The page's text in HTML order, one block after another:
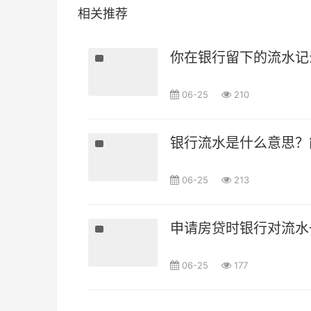
相关推荐
你在银行留下的流水
06-25 210
银行流水是什么意思
06-25 213
申请房贷时银行对流
06-25 177